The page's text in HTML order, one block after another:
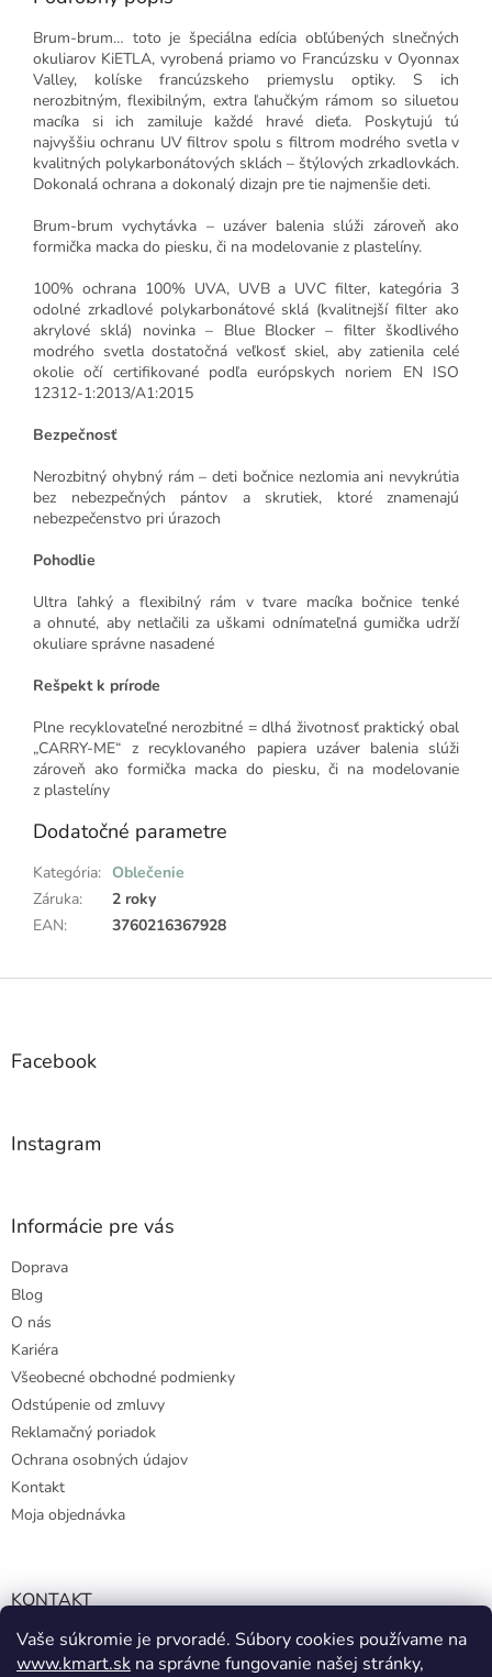
Vaše súkromie je prvoradé. Súbory cookies používame na
www.kmart.sk na správne fungovanie našej stránky,
Brum-brum… toto je špeciálna edícia obľúbených slnečných
okuliarov KiETLA, vyrobená priamo vo Francúzsku v Oyonnax
Valley, kolíske francúzskeho priemyslu optiky. S ich
nerozbitným, flexibilným, extra ľahučkým rámom so siluetou
macíka si ich zamiluje každé hravé dieťa. Poskytujú tú
najvyššiu ochranu UV filtrov spolu s filtrom modrého svetla v
kvalitných polykarbonátových sklách – štýlových zrkadlovkách.
Dokonalá ochrana a dokonalý dizajn pre tie najmenšie deti.
Brum-brum vychytávka – uzáver balenia slúži zároveň ako
formička macka do piesku, či na modelovanie z plastelíny.
100% ochrana 100% UVA, UVB a UVC filter, kategória 3
odolné zrkadlové polykarbonátové sklá (kvalitnejší filter ako
akrylové sklá) novinka – Blue Blocker – filter škodlivého
modrého svetla dostatočná veľkosť skiel, aby zatienila celé
okolie očí certifikované podľa európskych noriem EN ISO
12312-1:2013/A1:2015
Bezpečnosť
Nerozbitný ohybný rám – deti bočnice nezlomia ani nevykrútia
bez nebezpečných pántov a skrutiek, ktoré znamenajú
nebezpečenstvo pri úrazoch
Pohodlie
Ultra ľahký a flexibilný rám v tvare macíka bočnice tenké
a ohnuté, aby netlačili za uškami odnímateľná gumička udrží
okuliare správne nasadené
Rešpekt k prírode
Plne recyklovateľné nerozbitné = dlhá životnosť praktický obal
„CARRY-ME“ z recyklovaného papiera uzáver balenia slúži
zároveň ako formička macka do piesku, či na modelovanie
z plastelíny
Dodatočné parametre
Kategória: Oblečenie
Záruka:
2 roky
EAN: 3760216367928
Z
Facebook
Instagram
Informácie pre vás
Doprava
Blog
O nás
Kariéra
Všeobecné obchodné podmienky
Odstúpenie od zmluvy
Reklamačný poriadok
Ochrana osobných údajov
Kontakt
Moja objednávka
KONTAKT
info@kmart.sk